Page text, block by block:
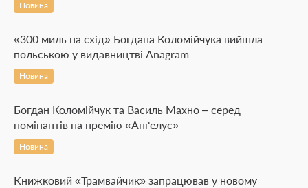
Новина
«300 миль на схід» Богдана Коломійчука вийшла
польською у видавництві Anagram
Новина
Богдан Коломійчук та Василь Махно – серед
номінантів на премію «Анґелус»
Новина
Книжковий «Трамвайчик» запрацював у новому